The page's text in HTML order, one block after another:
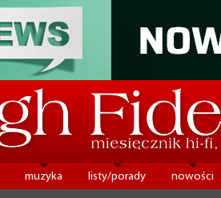
muzyka listy/porady nowości